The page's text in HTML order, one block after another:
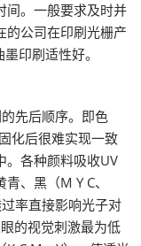
间。一般要求及时并
的公司在印刷光栅产
印刷适性好。
先后顺序。即色
化后很难实现一致
。各种颜料吸收UV
、黑（M Y C、
率直接影响光子对
的视觉刺激最为低